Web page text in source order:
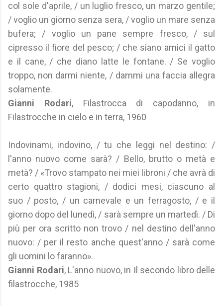
col sole d'aprile, / un luglio fresco, un marzo gentile;
/ voglio un giorno senza sera, / voglio un mare senza
bufera; / voglio un pane sempre fresco, / sul
cipresso il fiore del pesco; / che siano amici il gatto
e il cane, / che diano latte le fontane. / Se voglio
troppo, non darmi niente, / dammi una faccia allegra
solamente.
Gianni Rodari, Filastrocca di capodanno, in
Filastrocche in cielo e in terra, 1960
Indovinami, indovino, / tu che leggi nel destino: /
l'anno nuovo come sarà? / Bello, brutto o metà e
metà? / «Trovo stampato nei miei libroni / che avrà di
certo quattro stagioni, / dodici mesi, ciascuno al
suo / posto, / un carnevale e un ferragosto, / e il
giorno dopo del lunedì, / sarà sempre un martedì. / Di
più per ora scritto non trovo / nel destino dell'anno
nuovo: / per il resto anche quest'anno / sarà come
gli uomini lo faranno».
Gianni Rodari, L'anno nuovo, in Il secondo libro delle
filastrocche, 1985